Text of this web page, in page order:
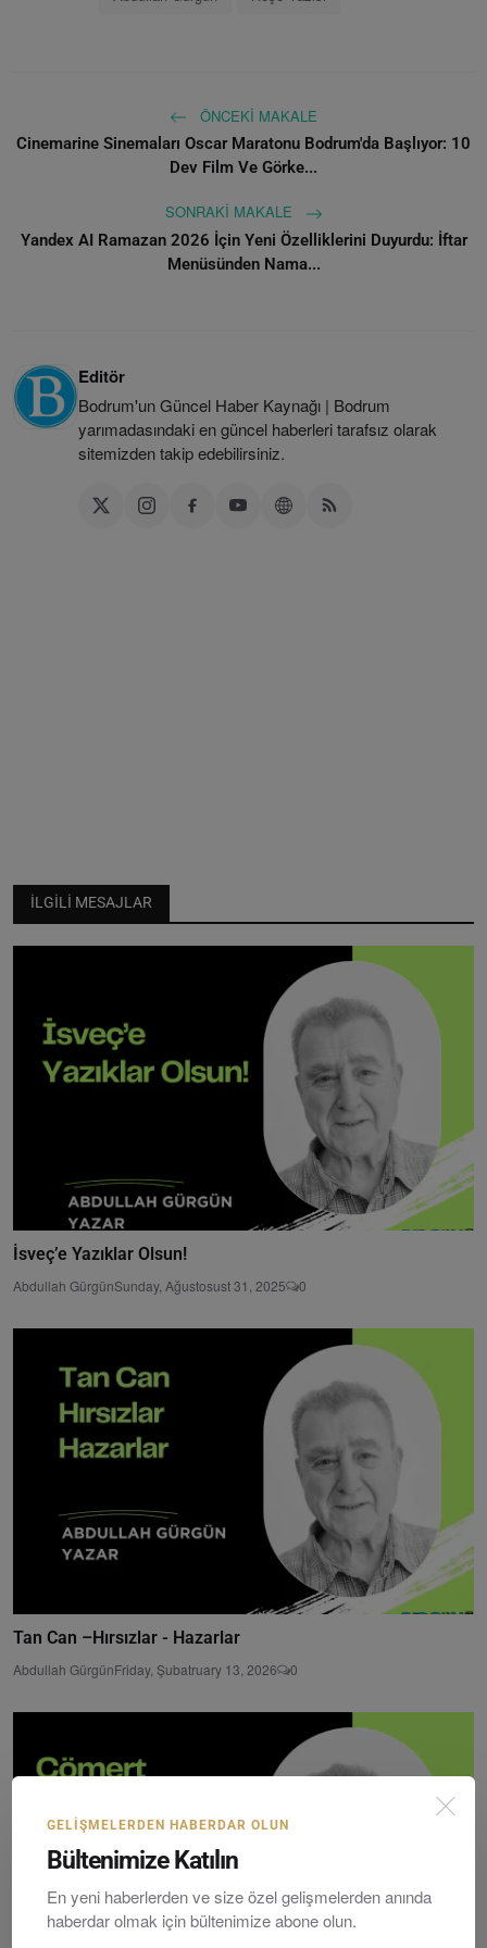
ÖNCEKI MAKALE
Cinemarine Sinemaları Oscar Maratonu Bodrum'da Başlıyor: 10
Dev Film Ve Görke...
SONRAKI MAKALE
Yandex AI Ramazan 2026 İçin Yeni Özelliklerini Duyurdu: İftar
Menüsünden Nama...
Editör
Bodrum'un Güncel Haber Kaynağı | Bodrum
yarımadasındaki en güncel haberleri tarafsız olarak
sitemizden takip edebilirsiniz.
İLGILI MESAJLAR
İsveç’e Yazıklar Olsun!
Abdullah GürgünSunday, Ağustosust 31, 2025 0
Tan Can –Hırsızlar - Hazarlar
Abdullah GürgünFriday, Şubatruary 13, 2026 0
GELIŞMELERDEN HABERDAR OLUN
Bültenimize Katılın
En yeni haberlerden ve size özel gelişmelerden anında
haberdar olmak için bültenimize abone olun.